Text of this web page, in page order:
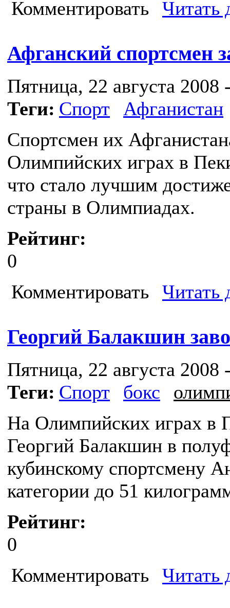
Комментировать Читать
Афганский спортсмен
Пятница, 22 августа 2008
Теги: Спорт
Афганистан
Спортсмен их
Олимпийских играх в
что стало лучшим
страны в Олимпиадах.
Рейтинг:
0
Комментировать
Читать
Георгий Балакшин
Пятница, 22 августа 2008
Теги: Спорт бокс
На Олимпийских играх в
Георгий Балакшин в
кубинскому спортсмену
категории до 51
Рейтинг:
0
Комментировать
Читать